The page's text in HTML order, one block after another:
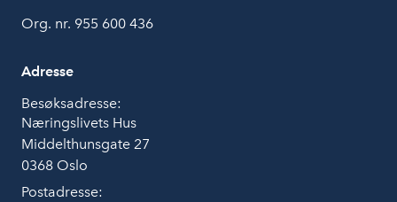
Org. nr. 955 600 436
Adresse
Besøksadresse:
Næringslivets Hus
Middelthunsgate 27
0368 Oslo
Postadresse: